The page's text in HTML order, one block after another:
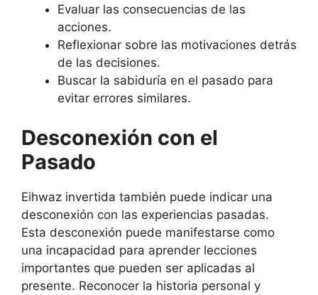
Evaluar las consecuencias de las
acciones.
Reflexionar sobre las motivaciones detrás
de las decisiones.
Buscar la sabiduría en el pasado para
evitar errores similares.
Desconexión con el
Pasado
Eihwaz invertida también puede indicar una
desconexión con las experiencias pasadas.
Esta desconexión puede manifestarse como
una incapacidad para aprender lecciones
importantes que pueden ser aplicadas al
presente. Reconocer la historia personal y